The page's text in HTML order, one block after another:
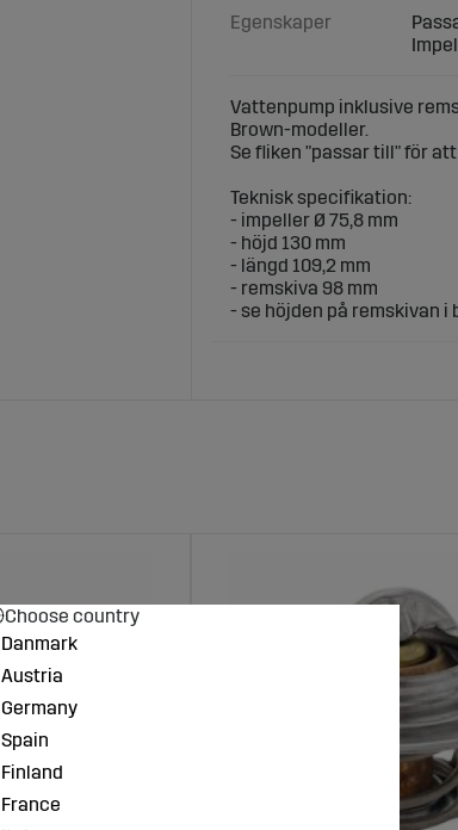
Egenskaper
Vattenpump inklusive
Brown-modeller.
Se fliken "passar till" för
Teknisk specifikation:
- impeller Ø 75,8 mm
- höjd 130 mm
- längd 109,2 mm
- remskiva 98 mm
- se höjden på remskivan i
Choose country
Danmark
Austria
Germany
Spain
Finland
France